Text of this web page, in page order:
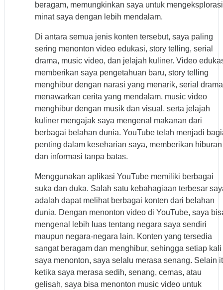
beragam, memungkinkan saya untuk mengeksplorasi
minat saya dengan lebih mendalam.
Di antara semua jenis konten tersebut, saya paling
sering menonton video edukasi, story telling, serial
drama, music video, dan jelajah kuliner. Video
memberikan saya pengetahuan baru, story telling
menghibur dengan narasi yang menarik, serial drama
menawarkan cerita yang mendalam, music video
menghibur dengan musik dan visual, serta jelajah
kuliner mengajak saya mengenal makanan dari
berbagai belahan dunia. YouTube telah menjadi
penting dalam keseharian saya, memberikan hiburan
dan informasi tanpa batas.
Menggunakan aplikasi YouTube memiliki berbagai
suka dan duka. Salah satu kebahagiaan terbesar
adalah dapat melihat berbagai konten dari belahan
dunia. Dengan menonton video di YouTube, saya
mengenal lebih luas tentang negara saya sendiri
maupun negara-negara lain. Konten yang tersedia
sangat beragam dan menghibur, sehingga setiap kali
saya menonton, saya selalu merasa senang. Selain
ketika saya merasa sedih, senang, cemas, atau
gelisah, saya bisa menonton music video untuk